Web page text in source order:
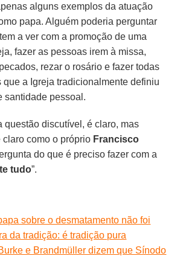
alguns exemplos da atuação
papa. Alguém poderia perguntar
a ver com a promoção de uma
fazer as pessoas irem à missa,
rezar o rosário e fazer todas
que a Igreja tradicionalmente definiu
santidade pessoal.
questão discutível, é claro, mas
claro como o próprio Francisco
do que é preciso fazer com a
tudo”.
sobre o desmatamento não foi
da tradição: é tradição pura
e Brandmüller dizem que Sínodo